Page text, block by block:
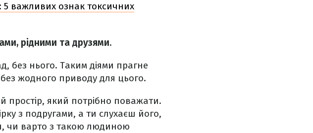
важливих ознак токсичних
рідними та друзями.
без нього. Таким діями прагне
жодного приводу для цього.
простір, який потрібно поважати.
з подругами, а ти слухаєш його,
чи варто з такою людиною